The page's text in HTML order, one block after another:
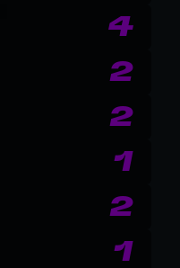
4
2
2
1
2
1